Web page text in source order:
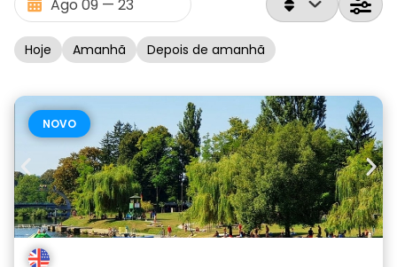
Hoje Amanhã Depois de amanhã
NOVO